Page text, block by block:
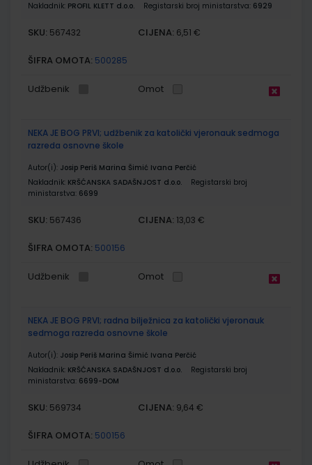
Nakladnik: PROFIL KLETT d.o.o. Registarski broj ministarstva: 6929
SKU: 567432 CIJENA: 6,51 €
ŠIFRA OMOTA: 500285
Udžbenik Omot
NEKA JE BOG PRVI; udžbenik za katolički vjeronauk sedmoga
razreda osnovne škole
Autor(i): Josip Periš Marina Šimić Ivana Perčić
Nakladnik: KRŠĆANSKA SADAŠNJOST d.o.o.
Registarski broj
ministarstva: 6699
SKU: 567436 CIJENA: 13,03 €
ŠIFRA OMOTA: 500156
Udžbenik Omot
NEKA JE BOG PRVI; radna bilježnica za katolički vjeronauk
sedmoga razreda osnovne škole
Autor(i): Josip Periš Marina Šimić Ivana Perčić
Nakladnik: KRŠĆANSKA SADAŠNJOST d.o.o.
Registarski broj
ministarstva: 6699-DOM
SKU: 569734 CIJENA: 9,64 €
ŠIFRA OMOTA: 500156